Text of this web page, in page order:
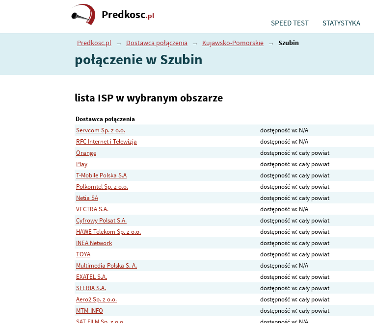
Predkosc.pl
SPEED TEST STATYSTYKA
Predkosc.pl → Dostawca połączenia → Kujawsko-Pomorskie → Szubin
połączenie w Szubin
lista ISP w wybranym obszarze
Dostawca połączenia
Servcom Sp. z o.o.
dostępność w: N/A
RFC Internet i Telewizja
dostępność w: N/A
Orange
dostępność w: cały powiat
Play
dostępność w: cały powiat
T-Mobile Polska S.A
dostępność w: cały powiat
Polkomtel Sp. z o.o.
dostępność w: cały powiat
Netia SA
dostępność w: cały powiat
VECTRA S.A.
dostępność w: N/A
Cyfrowy Polsat S.A.
dostępność w: cały powiat
HAWE Telekom Sp. z o.o.
dostępność w: cały powiat
INEA Network
dostępność w: cały powiat
TOYA
dostępność w: cały powiat
Multimedia Polska S. A.
dostępność w: N/A
EXATEL S.A.
dostępność w: cały powiat
SFERIA S.A.
dostępność w: cały powiat
Aero2 Sp. z o.o.
dostępność w: cały powiat
MTM-INFO
dostępność w: cały powiat